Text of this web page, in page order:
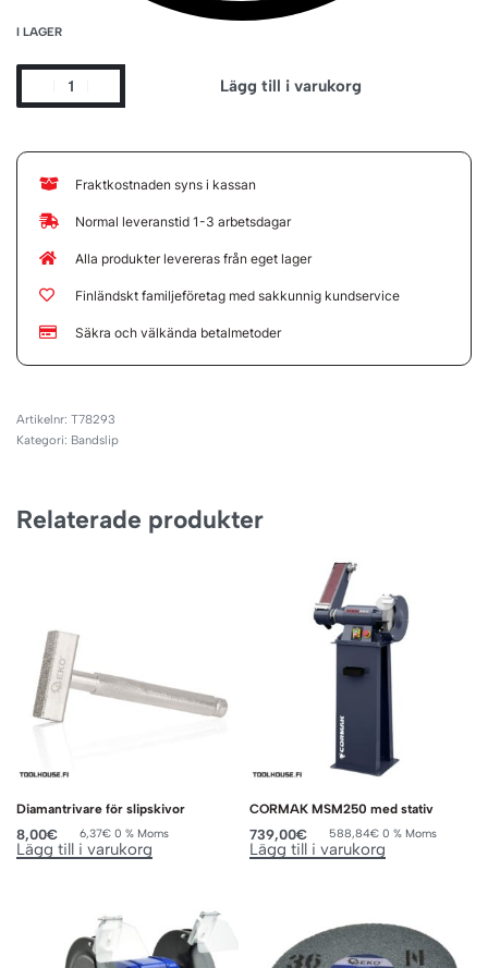
I LAGER
Lägg till i varukorg
Fraktkostnaden syns i kassan
Normal leveranstid 1-3 arbetsdagar
Alla produkter levereras från eget lager
Finländskt familjeföretag med sakkunnig kundservice
Säkra och välkända betalmetoder
T78293
Kategori: Bandslip
Relaterade produkter
Diamantrivare för slipskivor
8,00€ 6,37€ 0 % Moms
Lägg till i varukorg
CORMAK MSM250 med stativ
739,00€ 588,84€ 0 % Moms
Lägg till i varukorg